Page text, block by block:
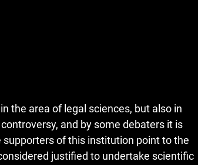
the area of ​​legal sciences, but also in
and by some debaters it is
of this institution point to the
justified to undertake scientific